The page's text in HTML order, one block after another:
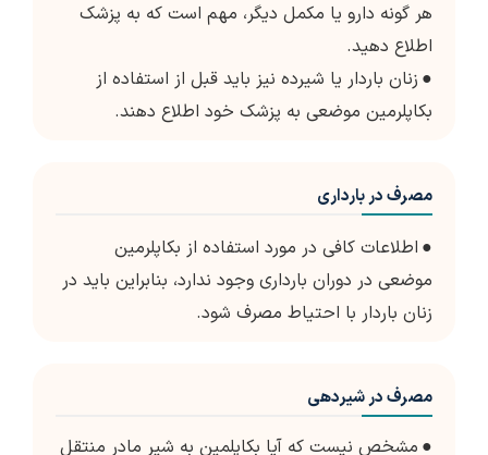
هر گونه دارو یا مکمل دیگر، مهم است که به پزشک
اطلاع دهید.
● زنان باردار یا شیرده نیز باید قبل از استفاده از
بکاپلرمین موضعی به پزشک خود اطلاع دهند.
مصرف در بارداری
● اطلاعات کافی در مورد استفاده از بکاپلرمین
موضعی در دوران بارداری وجود ندارد، بنابراین باید در
زنان باردار با احتیاط مصرف شود.
مصرف در شیردهی
● مشخص نیست که آیا بکاپلمین به شیر مادر منتقل